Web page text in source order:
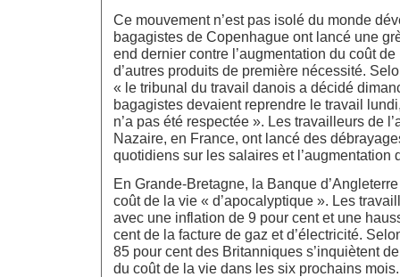
Ce mouvement n’est pas isolé du monde
bagagistes de Copenhague ont lancé une
end dernier contre l’augmentation du coût
d’autres produits de première nécessité.
« le tribunal du travail danois a décidé
bagagistes devaient reprendre le travail
n’a pas été respectée ». Les travailleurs de
Nazaire, en France, ont lancé des
quotidiens sur les salaires et l’augmentation
En Grande-Bretagne, la Banque
coût de la vie « d’apocalyptique ». Les
avec une inflation de 9 pour cent et une
cent de la facture de gaz et d’électricité.
85 pour cent des Britanniques s’inquiètent
du coût de la vie dans les six prochains mois.